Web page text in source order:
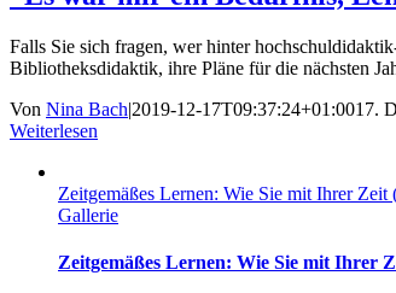
Falls Sie sich fragen, wer hinter
Bibliotheksdidaktik, ihre Pläne für die nächsten
Von Nina Bach|2019-12-17T09:37:24+01:0017.
Weiterlesen
Zeitgemäßes Lernen: Wie Sie mit Ihrer Zeit
Gallerie
Zeitgemäßes Lernen: Wie Sie mit Ihrer